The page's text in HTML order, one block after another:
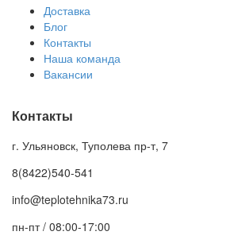
Доставка
Блог
Контакты
Наша команда
Вакансии
Контакты
г. Ульяновск, Туполева пр-т, 7
8(8422)540-541
info@teplotehnika73.ru
пн-пт / 08:00-17:00